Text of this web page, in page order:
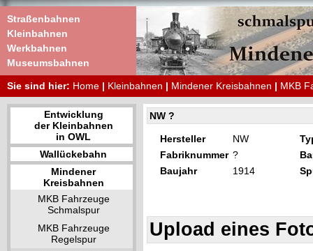
Straßenbahnen
Kleinbahnen
Werkbahnen
Museumsbahnen
Sie sind hier: Home | Kleinbahnen | Mindener Kreisbahnen | MKB
Entwicklung
der Kleinbahnen
in OWL
Wallückebahn
Mindener
Kreisbahnen
MKB Fahrzeuge
Schmalspur
MKB Fahrzeuge
Regelspur
NW ?
Hersteller NW
Fabriknummer ?
Baujahr
1914
Upload eines